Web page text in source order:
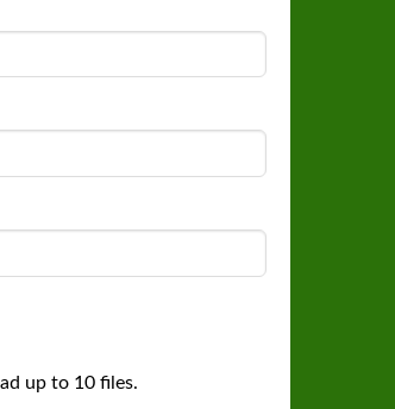
up to 10 files.